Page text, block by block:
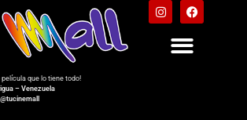
película que lo tiene todo!
– Venezuela
@tucinemall